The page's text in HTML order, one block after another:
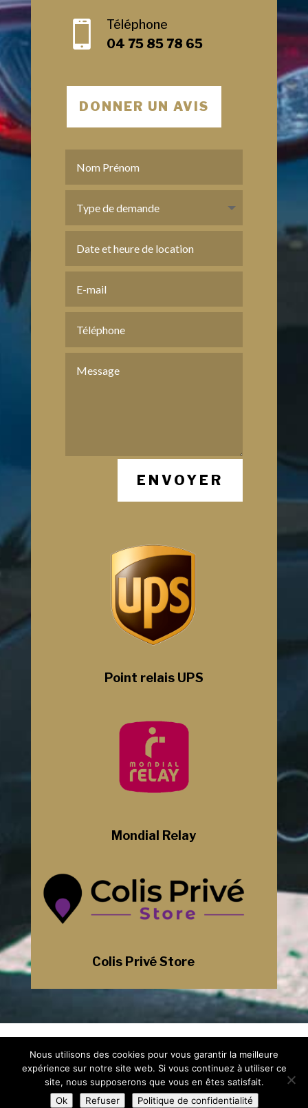

Téléphone
04 75 85 78 65
DONNER UN AVIS
ENVOYER
Point relais UPS
Mondial Relay
Colis Privé Store
Politique de Confidentialité
Plan du Site
Création Site Internet Saint-Etienne |
WEBILIKO |
Nous utilisons des cookies pour vous garantir la meilleure
expérience sur notre site web. Si vous continuez à utiliser ce
site, nous supposerons que vous en êtes satisfait.
Ok
Refuser Politique de confidentialité